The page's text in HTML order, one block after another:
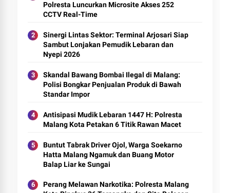
Polresta Luncurkan Microsite Akses 252
CCTV Real-Time
Sinergi Lintas Sektor: Terminal Arjosari Siap
Sambut Lonjakan Pemudik Lebaran dan
Nyepi 2026
Skandal Bawang Bombai Ilegal di Malang:
Polisi Bongkar Penjualan Produk di Bawah
Standar Impor
Antisipasi Mudik Lebaran 1447 H: Polresta
Malang Kota Petakan 6 Titik Rawan Macet
Buntut Tabrak Driver Ojol, Warga Soekarno
Hatta Malang Ngamuk dan Buang Motor
Balap Liar ke Sungai
Perang Melawan Narkotika: Polresta Malang